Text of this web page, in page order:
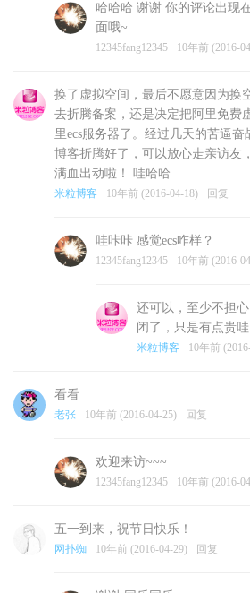
哈哈哈 谢谢 你的评论出现
面哦~
12345fang12345 10年前 (2016-
换了虚拟空间，最后不愿意因为换
去折腾备案，还是决定把阿里免费
里ecs服务器了。经过几天的苦逼奋
博客折腾好了，可以放心走亲访友
满血出动啦！ 哇哈哈
米粒博客 10年前 (2016-04-18) 回复
哇咔咔 感觉ecs咋样？
12345fang12345 10年前 (2016-
还可以，至少不担
闭了，只是有点贵哇
米粒博客 10年前
看看
老张 10年前 (2016-04-25) 回复
欢迎来访~~~
12345fang12345 10年前 (2016-
五一到来，祝节日快乐！
网扑蜘 10年前 (2016-04-29) 回复